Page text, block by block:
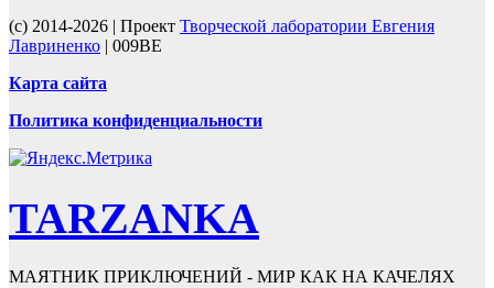
(c) 2014-2026 | Проект Творческой лаборатории Евгения
Лавриненко | 009BE
Карта сайта
Политика конфиденциальности
TARZANKA
МАЯТНИК ПРИКЛЮЧЕНИЙ - МИР КАК НА КАЧЕЛЯХ